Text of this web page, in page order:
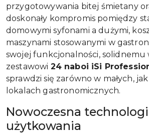
przygotowywania bitej śmietany
doskonały kompromis pomiędzy
domowymi syfonami a dużymi,
maszynami stosowanymi w
swojej funkcjonalności, solidnemu
zestawowi 24 naboi iSi
sprawdzi się zarówno w małych,
lokalach gastronomicznych.
Nowoczesna
użytkowania